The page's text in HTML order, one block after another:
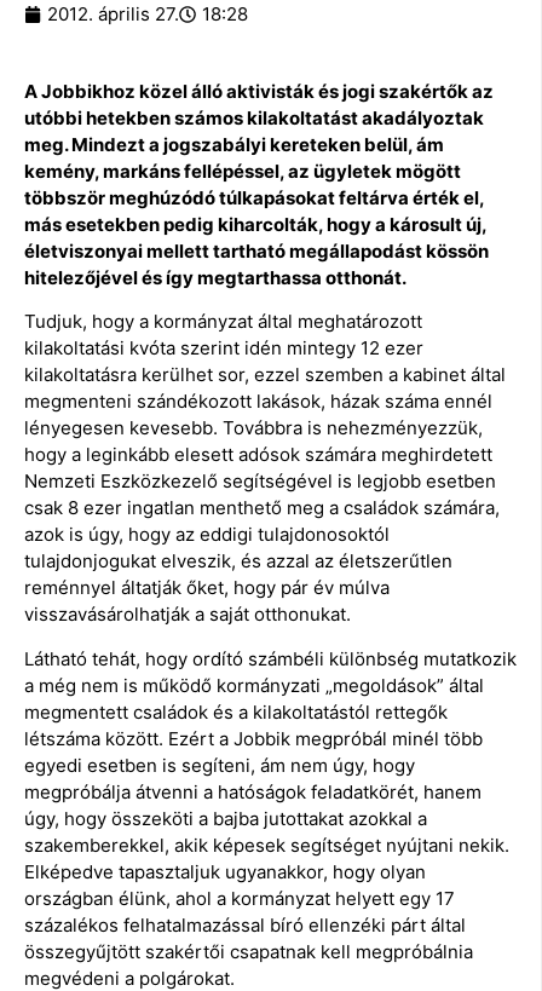
2012. április 27. 18:28
A Jobbikhoz közel álló aktivisták és jogi szakértők az
utóbbi hetekben számos kilakoltatást akadályoztak
meg. Mindezt a jogszabályi kereteken belül, ám
kemény, markáns fellépéssel, az ügyletek mögött
többször meghúzódó túlkapásokat feltárva érték el,
más esetekben pedig kiharcolták, hogy a károsult új,
életviszonyai mellett tartható megállapodást kössön
hitelezőjével és így megtarthassa otthonát.
Tudjuk, hogy a kormányzat által meghatározott
kilakoltatási kvóta szerint idén mintegy 12 ezer
kilakoltatásra kerülhet sor, ezzel szemben a kabinet által
megmenteni szándékozott lakások, házak száma ennél
lényegesen kevesebb. Továbbra is nehezményezzük,
hogy a leginkább elesett adósok számára meghirdetett
Nemzeti Eszközkezelő segítségével is legjobb esetben
csak 8 ezer ingatlan menthető meg a családok számára,
azok is úgy, hogy az eddigi tulajdonosoktól
tulajdonjogukat elveszik, és azzal az életszerűtlen
reménnyel áltatják őket, hogy pár év múlva
visszavásárolhatják a saját otthonukat.
Látható tehát, hogy ordító számbéli különbség mutatkozik
a még nem is működő kormányzati „megoldások” által
megmentett családok és a kilakoltatástól rettegők
létszáma között. Ezért a Jobbik megpróbál minél több
egyedi esetben is segíteni, ám nem úgy, hogy
megpróbálja átvenni a hatóságok feladatkörét, hanem
úgy, hogy összeköti a bajba jutottakat azokkal a
szakemberekkel, akik képesek segítséget nyújtani nekik.
Elképedve tapasztaljuk ugyanakkor, hogy olyan
országban élünk, ahol a kormányzat helyett egy 17
százalékos felhatalmazással bíró ellenzéki párt által
összegyűjtött szakértői csapatnak kell megpróbálnia
megvédeni a polgárokat.